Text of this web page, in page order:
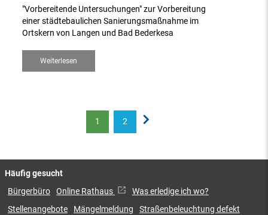
"Vorbereitende Untersuchungen" zur Vorbereitung
einer städtebaulichen Sanierungsmaßnahme im
Ortskern von Langen und Bad Bederkesa
Weiterlesen
1 2
Häufig gesucht
Bürgerbüro Online Rathaus
Was erledige ich wo?
Stellenangebote
Mängelmeldung Straßenbeleuchtung defekt